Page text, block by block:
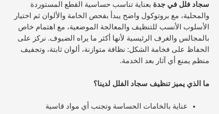
سجاد فلل في جدة بعناية تناسب حساسية القطع المستوردة
والمحلية، مع بروتوكول واضح يبدأ بفحص الخامة والألوان ثم اختيار
الأسلوب الأنسب للتنظيف والمعالجة الموضعية، مع اهتمام خاص
بالمجالس والغرف الرئيسية لأنها أكثر ما يراه الضيوف. نركز على
الحفاظ على فخامة الشكل: نظافة متوازنة، ألوان ثابتة، وتجفيف
منظم يمنع أي آثار بعد الخدمة.
ما الذي يميز تنظيف سجاد الفلل لدينا؟
عناية بالخامات الحساسة وتجنب أي مواد قاسية